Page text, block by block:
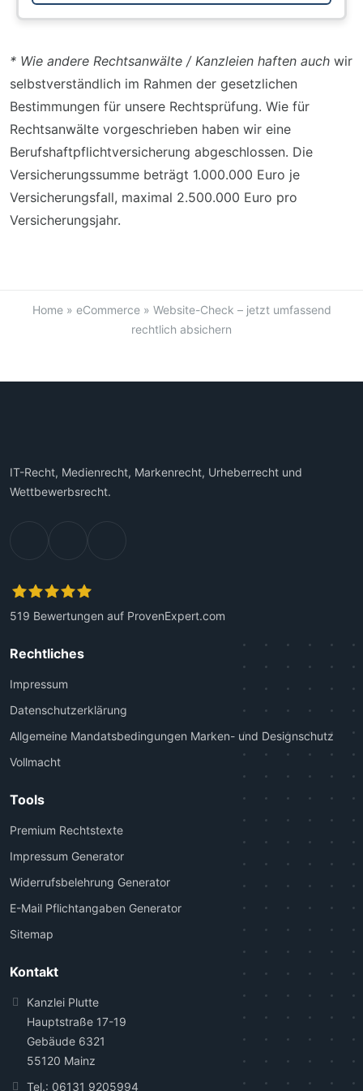
* Wie andere Rechtsanwälte / Kanzleien haften auch wir
selbstverständlich im Rahmen der gesetzlichen
Bestimmungen für unsere Rechtsprüfung. Wie für
Rechtsanwälte vorgeschrieben haben wir eine
Berufshaftpflichtversicherung abgeschlossen. Die
Versicherungssumme beträgt 1.000.000 Euro je
Versicherungsfall, maximal 2.500.000 Euro pro
Versicherungsjahr.
Home» eCommerce» Website-Check – jetzt umfassend
rechtlich absichern
IT-Recht, Medienrecht, Markenrecht, Urheberrecht und
Wettbewerbsrecht.
519 Bewertungen auf ProvenExpert.com
Rechtliches
Impressum
Datenschutzerklärung
Allgemeine Mandatsbedingungen Marken- und Designschutz
Vollmacht
Tools
Premium Rechtstexte
Impressum Generator
Widerrufsbelehrung Generator
E-Mail Pflichtangaben Generator
Sitemap
Kontakt
Kanzlei Plutte
Hauptstraße 17-19
Gebäude 6321
55120 Mainz
Tel.: 06131 9205994